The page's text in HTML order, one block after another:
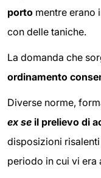
porto mentre erano
con delle taniche.
La domanda che
ordinamento
Diverse norme,
ex se il prelievo di
disposizioni
periodo in cui vi era